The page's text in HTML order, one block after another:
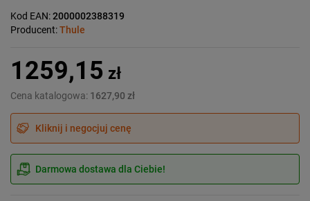
Kod EAN:2000002388319
Producent:Thule
1259,15 zł
Cena katalogowa: 1627,90 zł
Kliknij i negocjuj cenę
Darmowa dostawa dla Ciebie!